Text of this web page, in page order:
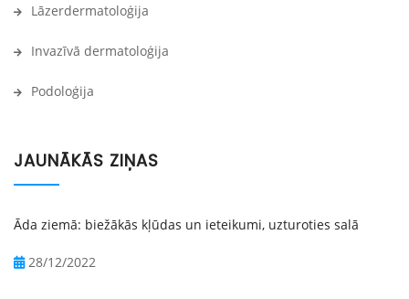
Lāzerdermatoloģija
Invazīvā dermatoloģija
Podoloģija
JAUNĀKĀS ZIŅAS
Āda ziemā: biežākās kļūdas un ieteikumi, uzturoties salā
28/12/2022